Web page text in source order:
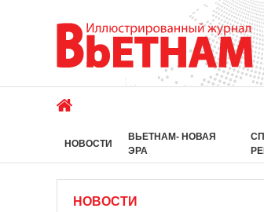
НОВОСТИ
ВЬЕТНАМ- НОВАЯ
ЭРА
НОВОСТИ